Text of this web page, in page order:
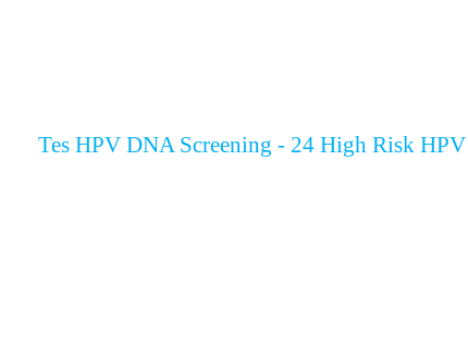
Tes HPV DNA Screening - 24 High Risk HPV